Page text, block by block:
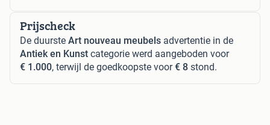
Prijscheck
De duurste Art nouveau meubels advertentie in de
Antiek en Kunst categorie werd aangeboden voor
€ 1.000, terwijl de goedkoopste voor€ 8 stond.